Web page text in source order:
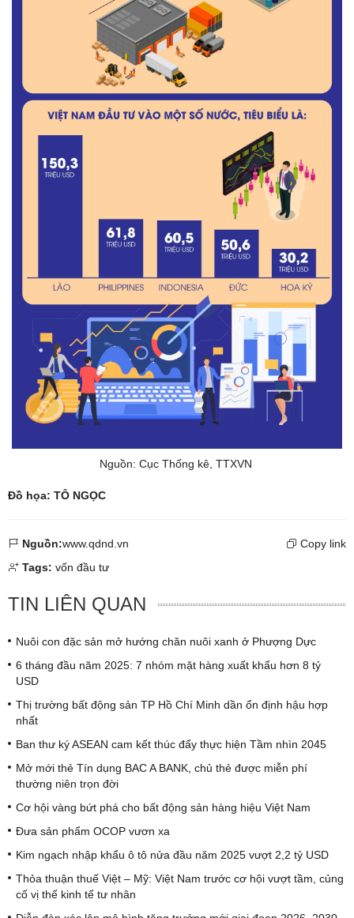
Nguồn: Cục Thống kê, TTXVN
Đồ họa: TÔ NGỌC
Nguồn:www.qdnd.vn
Copy link
Tags: vốn đầu tư
TIN LIÊN QUAN
Nuôi con đặc sản mở hướng chăn nuôi xanh ở Phượng Dực
6 tháng đầu năm 2025: 7 nhóm mặt hàng xuất khẩu hơn 8 tỷ
USD
Thị trường bất động sản TP Hồ Chí Minh dần ổn định hậu hợp
nhất
Ban thư ký ASEAN cam kết thúc đẩy thực hiện Tầm nhìn 2045
Mở mới thẻ Tín dụng BAC A BANK, chủ thẻ được miễn phí
thường niên trọn đời
Cơ hội vàng bứt phá cho bất động sản hàng hiệu Việt Nam
Đưa sản phẩm OCOP vươn xa
Kim ngạch nhập khẩu ô tô nửa đầu năm 2025 vượt 2,2 tỷ USD
Thỏa thuận thuế Việt – Mỹ: Việt Nam trước cơ hội vượt tầm, củng
cố vị thế kinh tế tư nhân